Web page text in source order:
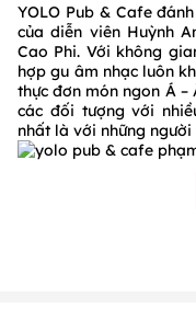
YOLO Pub & Cafe
của diễn viên Huỳnh
Cao Phi. Với không
hợp gu âm nhạc luôn
thực đơn món ngon Á –
các đối tượng với
nhất là với những